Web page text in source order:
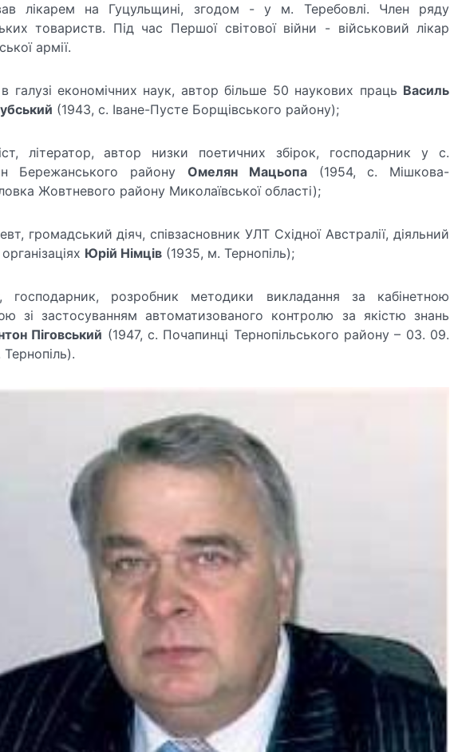
лікарем на Гуцульщині, згодом - у м. Теребовлі. Член ряду
товариств. Під час Першої світової війни - військовий лікар
армії.
галузі економічних наук, автор більше 50 наукових праць Василь
(1943, с. Іване-Пусте Борщівського району);
літератор, автор низки поетичних збірок, господарник у с.
Бережанського району Омелян Мацьопа(1954, с. Мішкова-
Жовтневого району Миколаївської області);
громадський діяч, співзасновник УЛТ Східної Австралії, діяльний
Юрій Німців(1935, м. Тернопіль);
господарник, розробник методики викладання за кабінетною
зі застосуванням автоматизованого контролю за якістю знань
Піговський (1947, с. Почапинці Тернопільського району – 03. 09.